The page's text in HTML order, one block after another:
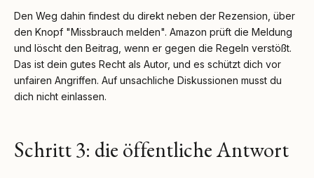
Den Weg dahin findest du direkt neben der Rezension, über
den Knopf "Missbrauch melden". Amazon prüft die Meldung
und löscht den Beitrag, wenn er gegen die Regeln verstößt.
Das ist dein gutes Recht als Autor, und es schützt dich vor
unfairen Angriffen. Auf unsachliche Diskussionen musst du
dich nicht einlassen.
Schritt 3: die öffentliche Antwort